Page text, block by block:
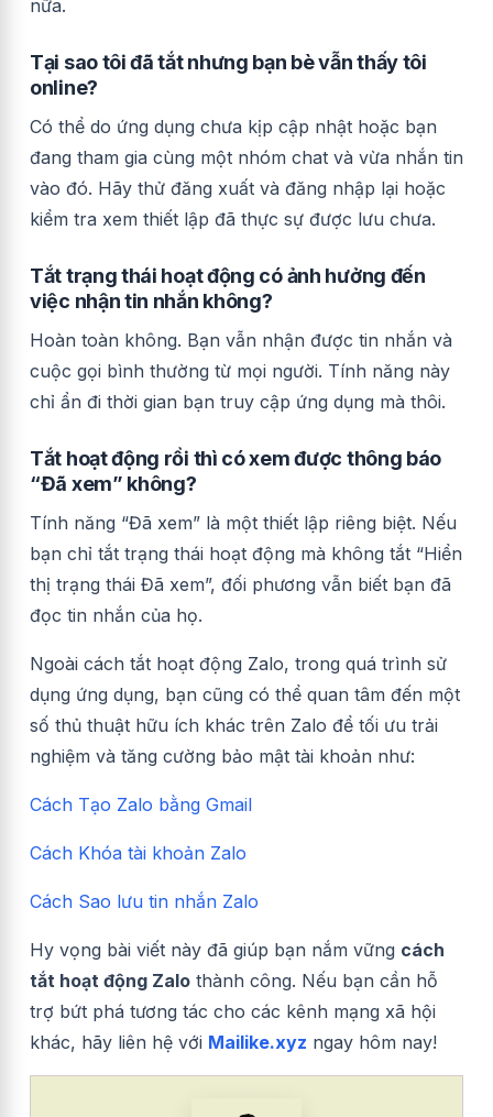
nữa.
Tại sao tôi đã tắt nhưng bạn bè vẫn thấy tôi
online?
Có thể do ứng dụng chưa kịp cập nhật hoặc bạn
đang tham gia cùng một nhóm chat và vừa nhắn tin
vào đó. Hãy thử đăng xuất và đăng nhập lại hoặc
kiểm tra xem thiết lập đã thực sự được lưu chưa.
Tắt trạng thái hoạt động có ảnh hưởng đến
việc nhận tin nhắn không?
Hoàn toàn không. Bạn vẫn nhận được tin nhắn và
cuộc gọi bình thường từ mọi người. Tính năng này
chỉ ẩn đi thời gian bạn truy cập ứng dụng mà thôi.
Tắt hoạt động rồi thì có xem được thông báo
“Đã xem” không?
Tính năng “Đã xem” là một thiết lập riêng biệt. Nếu
bạn chỉ tắt trạng thái hoạt động mà không tắt “Hiển
thị trạng thái Đã xem”, đối phương vẫn biết bạn đã
đọc tin nhắn của họ.
Ngoài cách tắt hoạt động Zalo, trong quá trình sử
dụng ứng dụng, bạn cũng có thể quan tâm đến một
số thủ thuật hữu ích khác trên Zalo để tối ưu trải
nghiệm và tăng cường bảo mật tài khoản như:
Cách Tạo Zalo bằng Gmail
Cách Khóa tài khoản Zalo
Cách Sao lưu tin nhắn Zalo
Hy vọng bài viết này đã giúp bạn nắm vững cách
tắt hoạt động Zalo thành công. Nếu bạn cần hỗ
trợ bứt phá tương tác cho các kênh mạng xã hội
khác, hãy liên hệ với Mailike.xyz ngay hôm nay!